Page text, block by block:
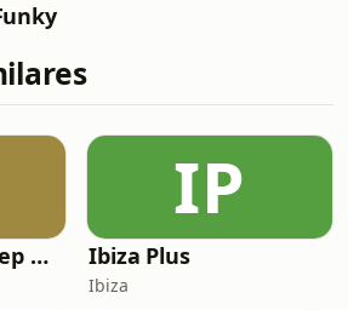
Ibiza Radios - Deep House
IP
Ibiza Plus
Ibiza